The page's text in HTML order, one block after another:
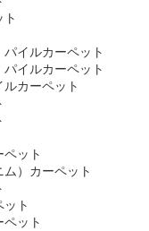
イルカーペット
イルカーペット
カーペット
ット
）カーペット
ト
ット